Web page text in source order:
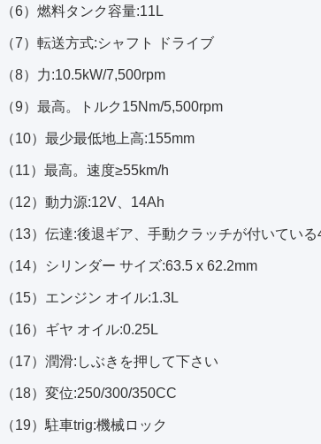
（6）燃料タンク容量:11L
（7）転送方式:シャフト ドライブ
（8）力:10.5kW/7,500rpm
（9）最高。トルク15Nm/5,500rpm
（10）最少最低地上高:155mm
（11）最高。速度≥55km/h
（12）動力源:12V、14Ah
（13）伝達:後退ギア、手動クラッチが付いてい
（14）シリンダー サイズ:63.5 x 62.2mm
（15）エンジン オイル:1.3L
（16）ギヤ オイル:0.25L
（17）潤滑:しぶきを押して下さい
（18）変位:250/300/350CC
（19）駐車trig:機械ロック